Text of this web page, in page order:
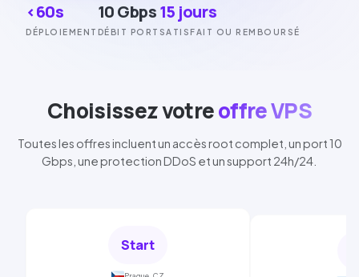
<60s
DÉPLOIEMENT
10 Gbps
DÉBIT PORT
15 jours
SATISFAIT OU REMBOURSÉ
Choisissez votreoffre VPS
Toutes les offres incluent un accès root complet, un port10
Gbps , une protectionDDoS et un support 24h/24.
Start